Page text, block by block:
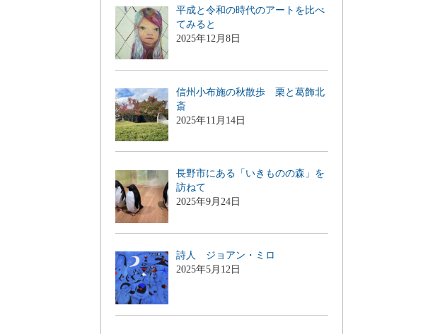
平成と令和の時代のアートを比べ
てみると
2025年12月8日
信州小布施の秋散歩 栗と葛飾北
斎
2025年11月14日
長野市にある「いきものの森」を
訪ねて
2025年9月24日
詩人 ジョアン・ミロ
2025年5月12日